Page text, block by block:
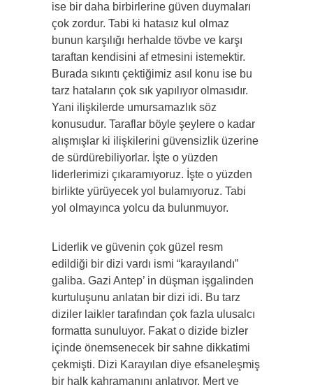
ise bir daha birbirlerine güven duymaları
çok zordur. Tabi ki hatasız kul olmaz
bunun karşılığı herhalde tövbe ve karşı
taraftan kendisini af etmesini istemektir.
Burada sıkıntı çektiğimiz asıl konu ise bu
tarz hataların çok sık yapılıyor olmasıdır.
Yani ilişkilerde umursamazlık söz
konusudur. Taraflar böyle şeylere o kadar
alışmışlar ki ilişkilerini güvensizlik üzerine
de sürdürebiliyorlar. İşte o yüzden
liderlerimizi çıkaramıyoruz. İşte o yüzden
birlikte yürüyecek yol bulamıyoruz. Tabi
yol olmayınca yolcu da bulunmuyor.
Liderlik ve güvenin çok güzel resm
edildiği bir dizi vardı ismi “karayılandı”
galiba. Gazi Antep’ in düşman işgalinden
kurtuluşunu anlatan bir dizi idi. Bu tarz
diziler laikler tarafından çok fazla ulusalcı
formatta sunuluyor. Fakat o dizide bizler
içinde önemsenecek bir sahne dikkatimi
çekmişti. Dizi Karayılan diye efsaneleşmiş
bir halk kahramanını anlatıyor. Mert ve